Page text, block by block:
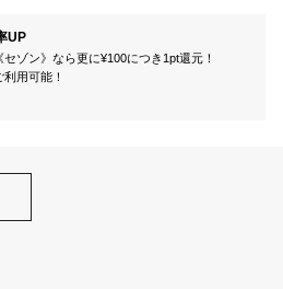
UP
ゾン》なら更に¥100につき1pt還元！
用可能！